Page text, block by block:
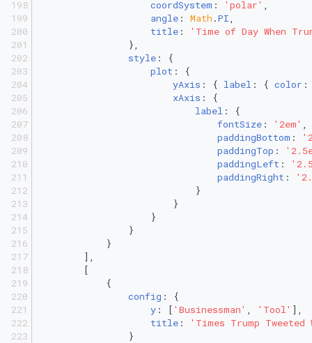
coordSystem : 'polar'
angle : Math .PI
title :
'Time of Day When
                },
style : {
plot : {
yAxis : { label : { color
xAxis : {
label : {
fontSize : '2em'
paddingBottom :
paddingTop :
paddingLeft :
paddingRight :
                            }
                        }
                    }
                }
            }
        ],
        [
            {
config : {
y : [ 'Businessman' 'Tool' ],
title :
'Times Trump Tweeted
                }